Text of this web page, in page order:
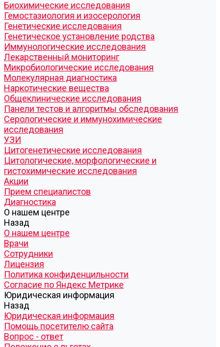
Биохимические исследования
Гемостазиология и изосерология
Генетические исследования
Генетическое установление родства
Иммунологические исследования
Лекарственный мониторинг
Микробиологические исследования
Молекулярная диагностика
Наркотические вещества
Общеклинические исследования
Панели тестов и алгоритмы обследования
Серологические и иммунохимические
исследования
УЗИ
Цитогенетические исследования
Цитологические, морфологические и
гистохимические исследования
Акции
Прием специалистов
Диагностика
О нашем центре
Назад
О нашем центре
Врачи
Сотрудники
Лицензия
Политика конфиденцильности
Согласие по Яндекс Метрике
Юридическая информация
Назад
Юридическая информация
Помощь посетителю сайта
Вопрос - ответ